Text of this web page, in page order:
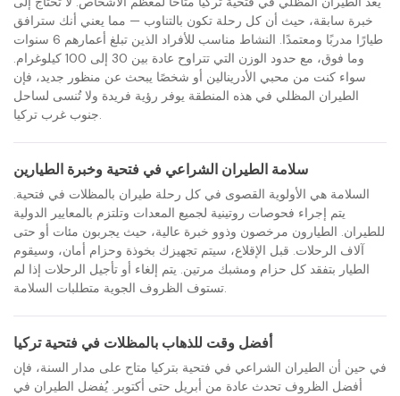
خبرة سابقة، حيث أن كل رحلة تكون بالتناوب — مما يعني أنك سترافق
طيارًا مدربًا ومعتمدًا. النشاط مناسب للأفراد الذين تبلغ أعمارهم 6 سنوات
وما فوق، مع حدود الوزن التي تتراوح عادة بين 30 إلى 100 كيلوغرام.
سواء كنت من محبي الأدرينالين أو شخصًا يبحث عن منظور جديد، فإن
الطيران المظلي في هذه المنطقة يوفر رؤية فريدة ولا تُنسى لساحل
جنوب غرب تركيا.
سلامة الطيران الشراعي في فتحية وخبرة الطيارين
السلامة هي الأولوية القصوى في كل رحلة طيران بالمظلات في فتحية.
يتم إجراء فحوصات روتينية لجميع المعدات وتلتزم بالمعايير الدولية
للطيران. الطيارون مرخصون وذوو خبرة عالية، حيث يجربون مئات أو حتى
آلاف الرحلات. قبل الإقلاع، سيتم تجهيزك بخوذة وحزام أمان، وسيقوم
الطيار بتفقد كل حزام ومشبك مرتين. يتم إلغاء أو تأجيل الرحلات إذا لم
تستوف الظروف الجوية متطلبات السلامة.
أفضل وقت للذهاب بالمظلات في فتحية تركيا
في حين أن الطيران الشراعي في فتحية بتركيا متاح على مدار السنة، فإن
أفضل الظروف تحدث عادة من أبريل حتى أكتوبر. يُفضل الطيران في